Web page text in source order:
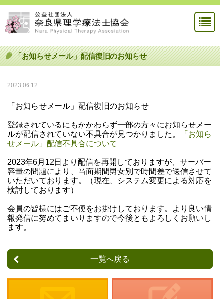
「お知らせメール」配信復旧のお知らせ
2023.06.12
「お知らせメール」配信復旧のお知らせ
登録されているにもかかわらず一部の方々にお知らせメー
ルが配信されていない不具合が見つかりました。
「お知ら
せメール」配信不具合について
2023年6月12日より配信を再開しておりますが、サーバー
容量の問題により、当面期間男女別で時間差で送信させて
いただいております。（現在、システム変更による対応を
検討しております）
会員の皆様にはご不便をお掛けしております。より良い情
報発信に努めてまいりますので今後ともよろしくお願いし
ます。
一覧へ戻る